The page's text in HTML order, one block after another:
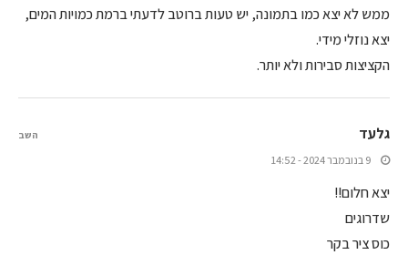
ממש לא יצא כמו בתמונה, יש טעות ברוטב לדעתי ברמת כמויות המים,
יצא נוזלי מידי.
הקציצות סבירות ולא יותר.
גלעד
9 בנובמבר 2024 - 14:52
יצא חלום!!
שדרוגים
כוס ציר בקר
השב